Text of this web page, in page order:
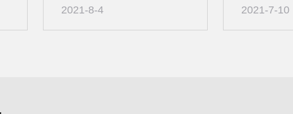
2021-8-4 2021-7-10